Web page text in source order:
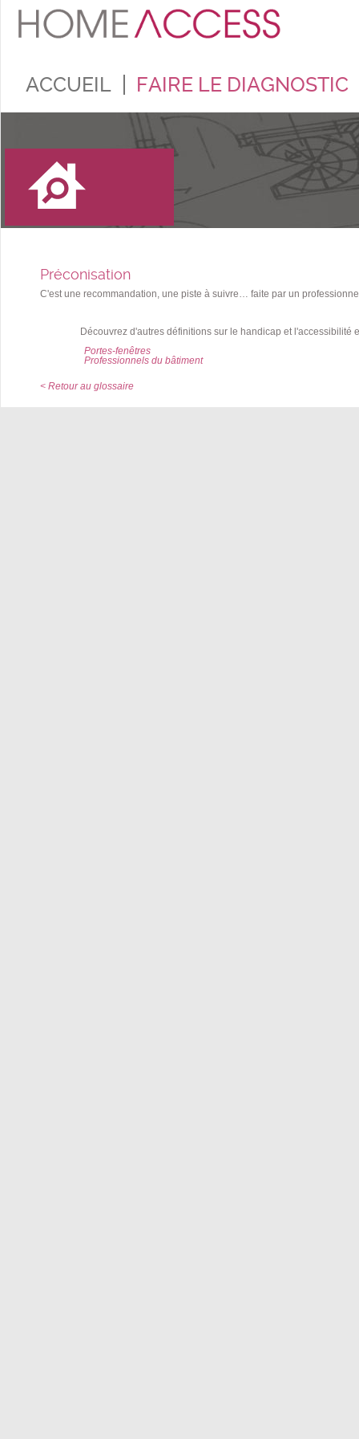
ACCUEIL FAIRE LE DIAGNOSTIC
Préconisation
C'est une recommandation, une piste à suivre… faite par un
Découvrez d'autres définitions sur le handicap et l'accessibilité
Portes-fenêtres
Professionnels du bâtiment
< Retour au glossaire